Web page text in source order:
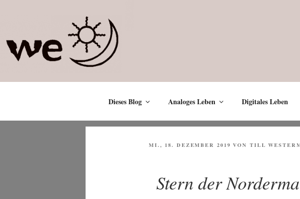
Dieses Blog Analoges Leben Digitales Leben
VERÖFFENTLICHT
MI., 18. DEZEMBER 2019 VON TILL
Stern der